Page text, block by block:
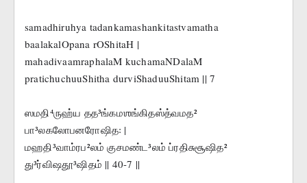
samadhiruhya tadankamashankitastvamatha
baalakalOpana rOShitaH |
mahadivaamraphalaM kuchamaNDalaM
pratichuchuuShitha durviShaduuShitam || 7
ஸமதி⁴ருஹ்ய தத³ங்கமஶங்கிதஸ்த்வமத²
பா³லகலோபனரோஷித꞉ |
மஹதி³வாம்ரப²லம் குசமண்ட³லம் ப்ரதிசுசூஷித²
து³ர்விஷதூ³ஷிதம் || 40-7 ||